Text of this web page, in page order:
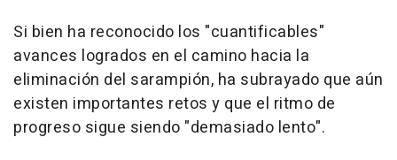
Si bien ha reconocido los "cuantificables"
avances logrados en el camino hacia la
eliminación del sarampión, ha subrayado que aún
existen importantes retos y que el ritmo de
progreso sigue siendo "demasiado lento".